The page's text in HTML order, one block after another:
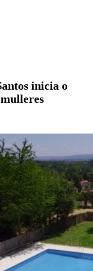
inicia o